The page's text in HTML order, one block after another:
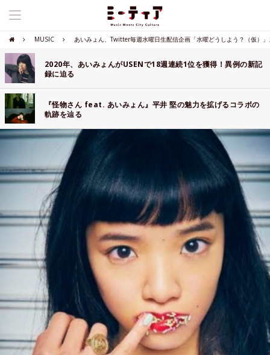
MUSIC あいみょん、Twitter毎週水曜日生配信企画「水曜どうしよう？（仮）
2020年、あいみょんがUSENで18週連続1位を獲得！異例の新記
録に迫る
『怪物さん feat. あいみょん』平井 堅の魅力を拡げるコラボの
軌跡を辿る